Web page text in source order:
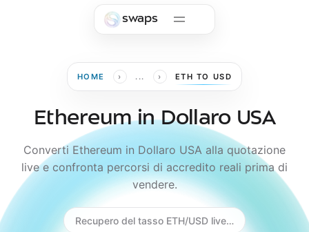
swaps
HOME › ... › ETH TO USD
Ethereum in Dollaro USA
Converti Ethereum in Dollaro USA alla quotazione
live e confronta percorsi di accredito reali prima di
vendere.
Recupero del tasso ETH/USD live…